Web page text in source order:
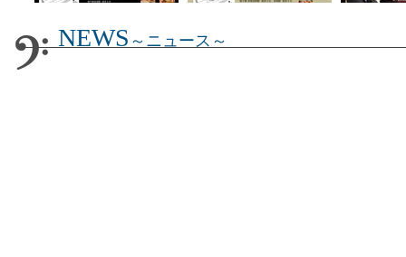
NEWS ～ニュース～